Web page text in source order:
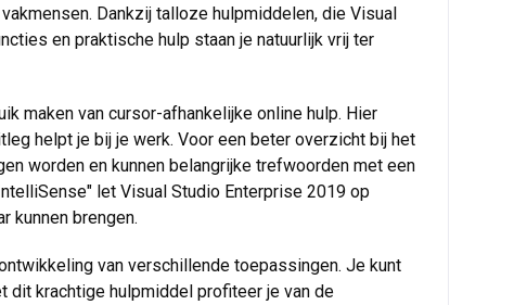
Dankzij talloze hulpmiddelen, die Visual
en praktische hulp staan je natuurlijk vrij ter
maken van cursor-afhankelijke online hulp. Hier
helpt je bij je werk. Voor een beter overzicht bij het
worden en kunnen belangrijke trefwoorden met een
let Visual Studio Enterprise 2019 op
kunnen brengen.
van verschillende toepassingen. Je kunt
dit krachtige hulpmiddel profiteer je van de